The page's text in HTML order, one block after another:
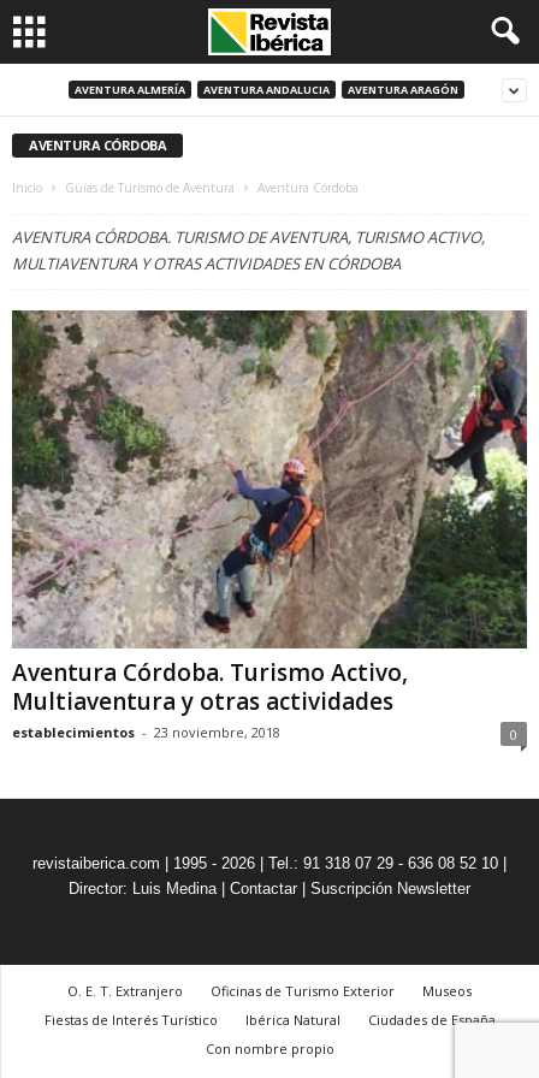
AVENTURA ALMERÍA AVENTURA ANDALUCIA AVENTURA ARAGÓN
AVENTURA CÓRDOBA
Inicio Guías de Turismo de Aventura Aventura Córdoba
AVENTURA CÓRDOBA. TURISMO DE AVENTURA, TURISMO ACTIVO,
MULTIAVENTURA Y OTRAS ACTIVIDADES EN CÓRDOBA
Aventura Córdoba. Turismo Activo,
Multiaventura y otras actividades
establecimientos - 23 noviembre, 2018 0
revistaiberica.com | 1995 - 2026 | Tel.: 91 318 07 29 - 636 08 52 10 |
Director: Luis Medina| Contactar Suscripción Newsletter
O. E. T. Extranjero Oficinas de Turismo Exterior
Museos
Fiestas de Interés Turístico
Ibérica Natural
Ciudades de España
Con nombre propio